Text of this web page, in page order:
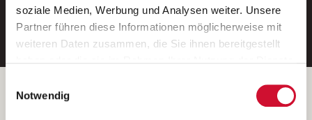
soziale Medien, Werbung und Analysen weiter. Unsere
Partner führen diese Informationen möglicherweise mit
weiteren Daten zusammen, die Sie ihnen bereitgestellt
Wenn Sie auf „Cookies zulassen“ klicken, so stimmen
Sie der Speicherung sämtlicher Cookies zu. Sie können
Notwendig
E-Mail-Adresse eintragen
Betreiber der Webseite